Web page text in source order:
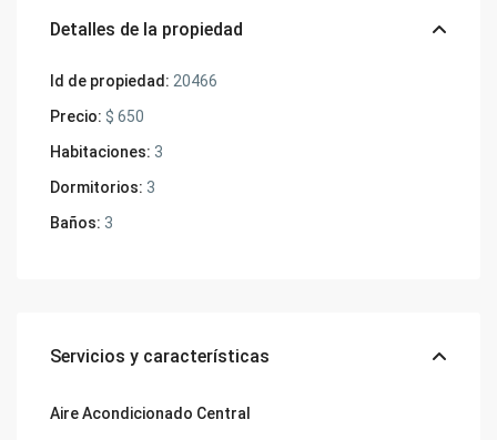
Detalles de la propiedad
Id de propiedad: 20466
Precio: $ 650
Habitaciones: 3
Dormitorios: 3
Baños: 3
Servicios y características
Aire Acondicionado Central